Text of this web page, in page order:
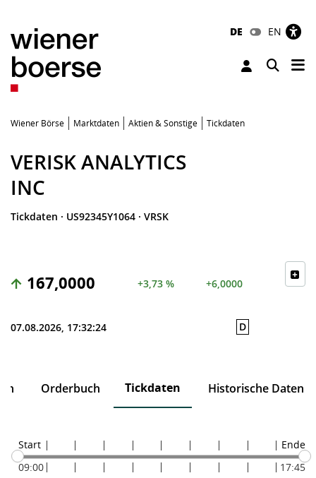
DE EN
Toggle
Wiener Börse Marktdaten Aktien & Sonstige Tickdaten
VERISK ANALYTICS
INC
Tickdaten · US92345Y1064 · VRSK
167,0000 +3,73 % +6,0000
07.08.2026, 17:32:24 D
Orderbuch Tickdaten Historische Daten
Start
09:00
Ende
17:45